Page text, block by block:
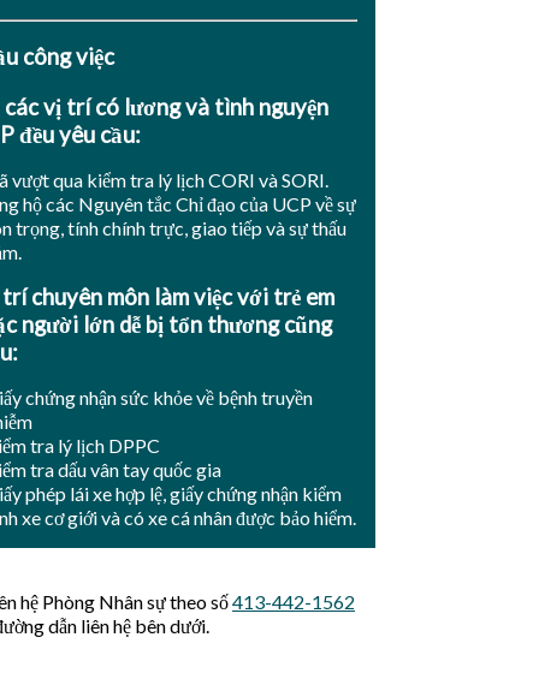
công việc
vị trí có lương và tình nguyện
đều yêu cầu:
vượt qua kiểm tra lý lịch CORI và SORI.
hộ các Nguyên tắc Chỉ đạo của UCP về sự
trọng, tính chính trực, giao tiếp và sự thấu
chuyên môn làm việc với trẻ em
người lớn dễ bị tổn thương cũng
chứng nhận sức khỏe về bệnh truyền
tra lý lịch DPPC
tra dấu vân tay quốc gia
phép lái xe hợp lệ, giấy chứng nhận kiểm
xe cơ giới và có xe cá nhân được bảo hiểm.
hệ Phòng Nhân sự theo số413-442-1562
dẫn liên hệ bên dưới.